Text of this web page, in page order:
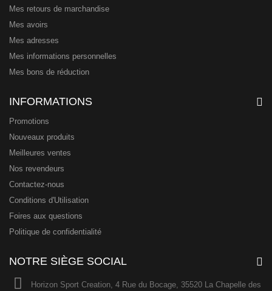
Mes retours de marchandise
Mes avoirs
Mes adresses
Mes informations personnelles
Mes bons de réduction
INFORMATIONS
Promotions
Nouveaux produits
Meilleures ventes
Nos revendeurs
Contactez-nous
Conditions d'Utilisation
Foires aux questions
Politique de confidentialité
NOTRE SIÈGE SOCIAL
Horizon Sport Creation, 4 Rue du Bocage, 35520 La Chapelle des